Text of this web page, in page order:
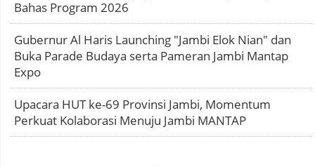
Bahas Program 2026
Gubernur Al Haris Launching "Jambi Elok Nian" dan
Buka Parade Budaya serta Pameran Jambi Mantap
Expo
Upacara HUT ke-69 Provinsi Jambi, Momentum
Perkuat Kolaborasi Menuju Jambi MANTAP